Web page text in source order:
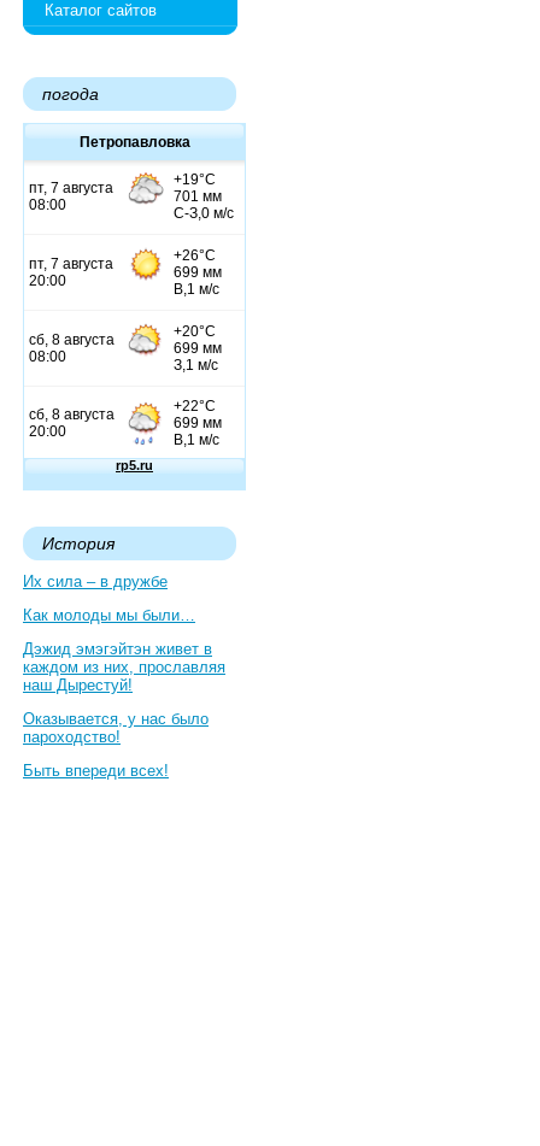
Каталог сайтов
погода
Петропавловка
История
Их сила – в дружбе
Как молоды мы были…
Дэжид эмэгэйтэн живет в
каждом из них, прославляя
наш Дырестуй!
Оказывается, у нас было
пароходство!
Быть впереди всех!